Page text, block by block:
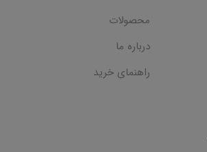
محصولات
درباره ما
راهنمای خرید